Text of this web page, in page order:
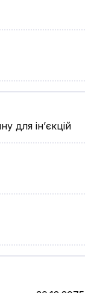
для ін’єкцій